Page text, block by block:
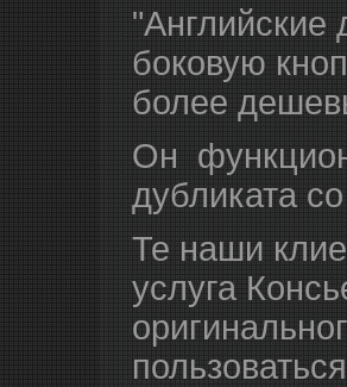
"Английские
боковую
более
Он
дубликата
Те наши
услуга